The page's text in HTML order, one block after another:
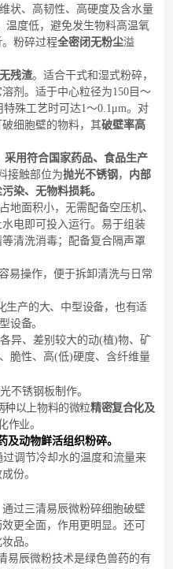
状、高韧性、高硬度及含水量
温度低，避免发生物料高温氧
。粉碎过程全密闭无粉尘溢
无残渣。适合干式和湿式粉碎，
剂。适于中心粒径为150目～
殊工艺时可达1～0.1μm。 对
细胞壁的物料，其破壁率高
采用符合国家药品、食品生产
接触部位为抛光不锈钢 ， 内部
染、无物料损耗。
地面积小，无需配备空压机、
电即可投入运行。易于组装
清洗消毒；配备复合隔声罩
易操作，便于拆卸清洗与日常
生产的大、中型设备，也有适
设备。
异、差别较大的动(植)物、矿
脆性、高(低)硬度、含纤维量
不锈钢板制作。
种以上物料的微粒精密复合化及
作业。
及动物鲜活组织粉碎。
过调节冷却水的温度和流量来
份。
过三清易辰微粉碎细胞破壁
更全面，作用更明显。还可
品。
易辰微粉技术是绿色兽药的有